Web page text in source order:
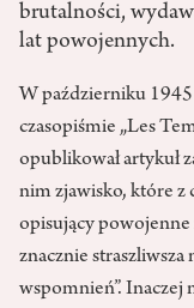
brutalności,
lat powojennych.
W październiku
czasopiśmie „Les
opublikował artykuł
nim zjawisko, które z
opisujący powojenne
znacznie straszliwsza
wspomnień”. Inaczej